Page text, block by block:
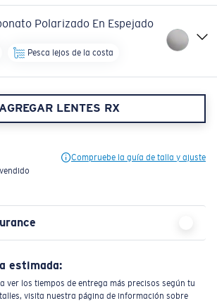
Polarizado En Espejado
Pesca lejos de la costa
LENTES RX
Compruebe la guía de talla y ajuste
estimada:
ver los tiempos de entrega más precisos según tu
visita nuestra página de información sobre